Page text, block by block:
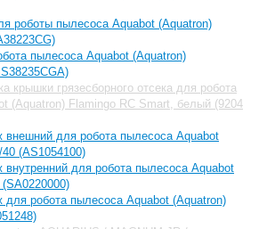
роботы пылесоса Aquabot (Aquatron)
пылесоса Aquabot (Aquatron)
крышки грязесборного отсека для робота
(Aquatron) Flamingo RC Smart, белый (9204
внешний для робота пылесоса Aquabot
(AS1054100)
внутренний для робота пылесоса Aquabot
для робота пылесоса Aquabot (Aquatron)